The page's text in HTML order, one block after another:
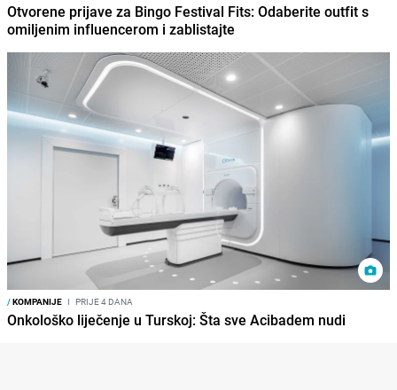
Otvorene prijave za Bingo Festival Fits: Odaberite outfit s
omiljenim influencerom i zablistajte
/KOMPANIJE I PRIJE 4 DANA
Onkološko liječenje u Turskoj: Šta sve Acibadem nudi